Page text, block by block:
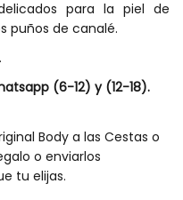
para la piel de
puños de canalé.
(6-12) y (12-18).
Body a las Cestas o
o enviarlos
tu elijas.